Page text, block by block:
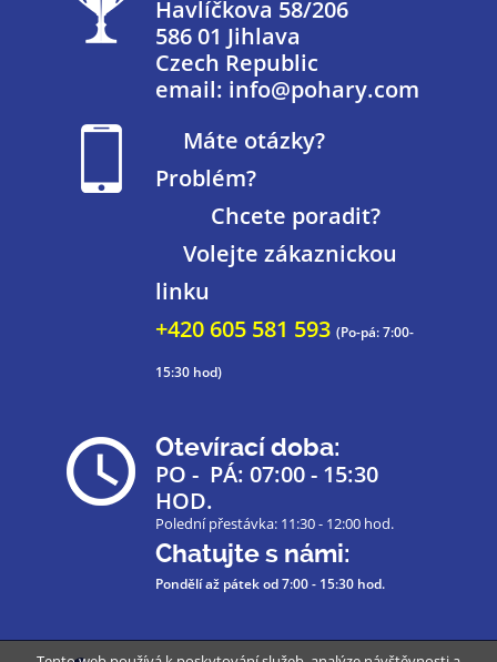
Havlíčkova 58/206
586 01 Jihlava
Czech Republic
email: info@pohary.com
Máte otázky?
Problém?
Chcete poradit?
Volejte zákaznickou
linku
+420 605 581 593 (Po-pá: 7:00-
15:30 hod)
Otevírací doba:
PO - PÁ: 07:00 - 15:30
HOD.
Polední přestávka: 11:30 - 12:00 hod.
Chatujte s námi:
Pondělí až pátekod 7:00 - 15:30 hod.